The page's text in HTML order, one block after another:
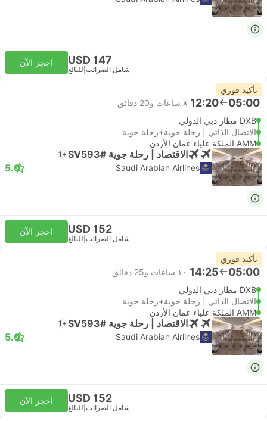
USD 147
شامل الضرائب للبالغ
احجز الآن
تأكيد فوري
05:00
12:20 ٨ ساعات و‫20 دقائق
DXB مطار دبي الدولي
الاتصال الذاتي | رحلة جوية+رحلة جوية
AMM الملكة علياء عمان الأردن
الاقتصاد | رحلة جوية #SV593 +1
Saudi Arabian Airlines
5.0
USD 152
شامل الضرائب للبالغ
احجز الآن
تأكيد فوري
05:00
14:25 ١٠ ساعات و‫25 دقائق
DXB مطار دبي الدولي
الاتصال الذاتي | رحلة جوية+رحلة جوية
AMM الملكة علياء عمان الأردن
الاقتصاد | رحلة جوية #SV593 +1
Saudi Arabian Airlines
5.0
USD 152
شامل الضرائب للبالغ
احجز الآن